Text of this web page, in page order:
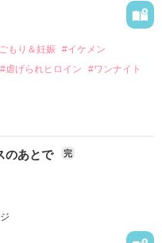
思っていた哲平に
。
は
ぐに告げてきた。
持ちを隠すことなく
ー被害に
してきて――。
もり＆妊娠 #イケメン
#虐げられヒロイン
#ワンナイト
まくいかなかった梅田美
ろ、日本人美青年と出会
なる。
イトした美青年と再会。
にも関わらず、一族を離
でも冷徹だと評判な社長
のあとで 完